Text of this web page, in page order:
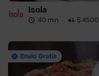
Isola
40 min · $ 4500
Envío Gratis